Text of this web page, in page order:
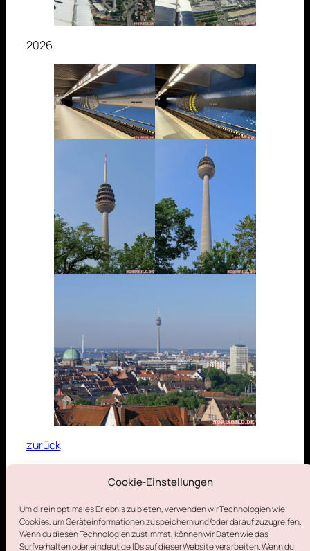
Cookie-Einstellungen
Um dir ein optimales Erlebnis zu bieten, verwenden wir Technologien wie
Cookies, um Geräteinformationen zu speichern und/oder darauf zuzugreifen.
Wenn du diesen Technologien zustimmst, können wir Daten wie das
Surfverhalten oder eindeutige IDs auf dieser Website verarbeiten. Wenn du
2026
zurück